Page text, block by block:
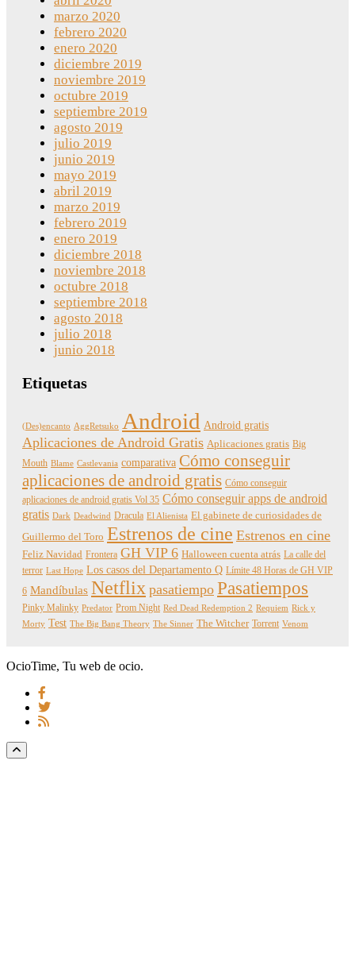
marzo 2020
febrero 2020
enero 2020
diciembre 2019
noviembre 2019
octubre 2019
septiembre 2019
agosto 2019
julio 2019
junio 2019
mayo 2019
abril 2019
marzo 2019
febrero 2019
enero 2019
diciembre 2018
noviembre 2018
octubre 2018
septiembre 2018
agosto 2018
julio 2018
junio 2018
Etiquetas
(Des)encanto AggRetsuko Android Android gratis
Aplicaciones de Android Gratis Aplicaciones gratis Big
Mouth Blame Castlevania comparativa Cómo conseguir
aplicaciones de android gratis Cómo conseguir
aplicaciones de android gratis Vol 35 Cómo conseguir apps de android
gratis Dark Deadwind Dracula El Alienista El gabinete de curiosidades de
Guillermo del Toro Estrenos de cine Estrenos en cine
Feliz Navidad Frontera GH VIP 6 Halloween cuenta atrás La calle del
terror Last Hope Los casos del Departamento Q Límite 48 Horas de GH VIP
6 Mandíbulas Netflix pasatiempo Pasatiempos
Pinky Malinky Predator Prom Night Red Dead Redemption 2 Requiem Rick y
Morty Test The Big Bang Theory The Sinner The Witcher Torrent Venom
OcioTime, Tu web de ocio.